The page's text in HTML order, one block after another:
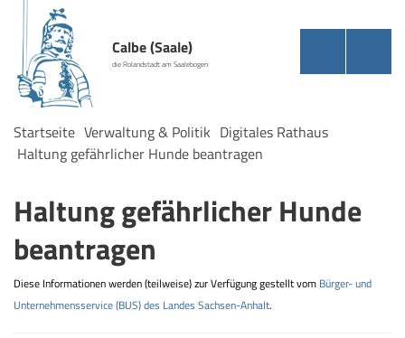
Calbe (Saale)
die Rolandstadt am Saalebogen
Startseite Verwaltung & Politik Digitales Rathaus
Haltung gefährlicher Hunde beantragen
Haltung gefährlicher Hunde
beantragen
Diese Informationen werden (teilweise) zur Verfügung gestellt vom Bürger- und
Unternehmensservice (BUS) des Landes Sachsen-Anhalt.